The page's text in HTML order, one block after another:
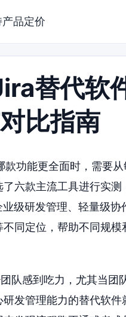
产品定价
替代软
比指南
功能更全面时，需要
六款主流工具进行实测
级研发管理、轻量级协
同定位，帮助不同规
队感到吃力，尤其当团
发管理能力的替代软